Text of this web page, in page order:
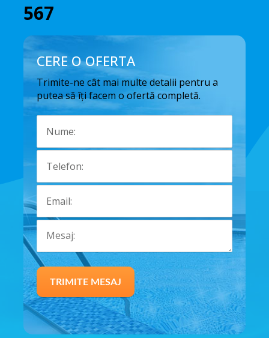
567
CERE O OFERTA
Trimite-ne cât mai multe detalii pentru a
putea să îți facem o ofertă completă.